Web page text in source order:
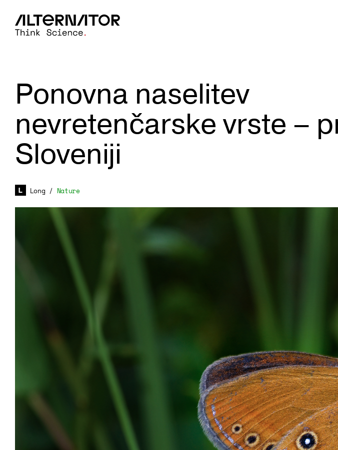
Ponovna naselitev
nevretenčarske vrste –
Sloveniji
Long / Nature